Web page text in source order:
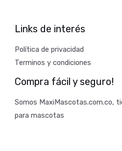
Links de interés
Política de privacidad
Terminos y condiciones
Compra fácil y seguro!
Somos MaxiMascotas.com.co,
para mascotas